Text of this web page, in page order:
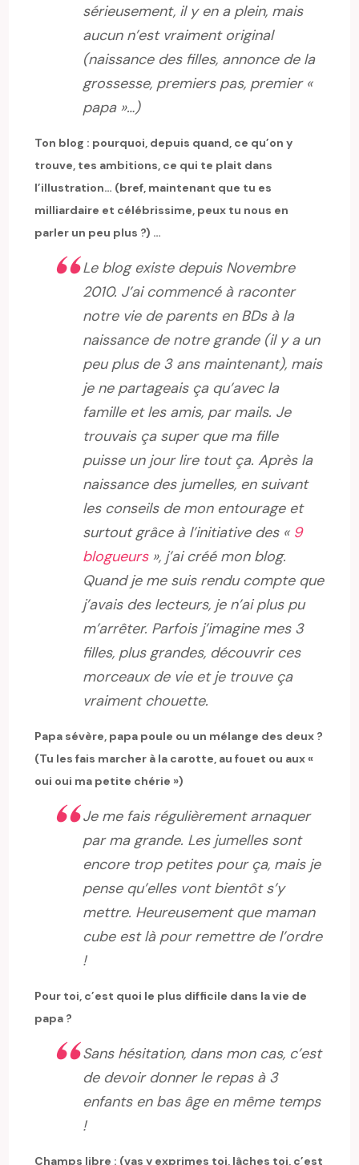
sérieusement, il y en a plein, mais
aucun n’est vraiment original
(naissance des filles, annonce de la
grossesse, premiers pas, premier «
papa »…)
Ton blog : pourquoi, depuis quand, ce qu’on y
trouve, tes ambitions, ce qui te plait dans
l’illustration… (bref, maintenant que tu es
milliardaire et célébrissime, peux tu nous en
parler un peu plus ?) …
Le blog existe depuis Novembre
2010. J’ai commencé à raconter
notre vie de parents en BDs à la
naissance de notre grande (il y a un
peu plus de 3 ans maintenant), mais
je ne partageais ça qu’avec la
famille et les amis, par mails. Je
trouvais ça super que ma fille
puisse un jour lire tout ça. Après la
naissance des jumelles, en suivant
les conseils de mon entourage et
surtout grâce à l’initiative des «9
blogueurs», j’ai créé mon blog.
Quand je me suis rendu compte que
j’avais des lecteurs, je n’ai plus pu
m’arrêter. Parfois j’imagine mes 3
filles, plus grandes, découvrir ces
morceaux de vie et je trouve ça
vraiment chouette.
Papa sévère, papa poule ou un mélange des deux ?
(Tu les fais marcher à la carotte, au fouet ou aux «
oui oui ma petite chérie »)
Je me fais régulièrement arnaquer
par ma grande. Les jumelles sont
encore trop petites pour ça, mais je
pense qu’elles vont bientôt s’y
mettre. Heureusement que maman
cube est là pour remettre de l’ordre
!
Pour toi, c’est quoi le plus difficile dans la vie de
papa ?
Sans hésitation, dans mon cas, c’est
de devoir donner le repas à 3
enfants en bas âge en même temps
!
Champs libre : (vas y exprimes toi, lâches toi, c’est